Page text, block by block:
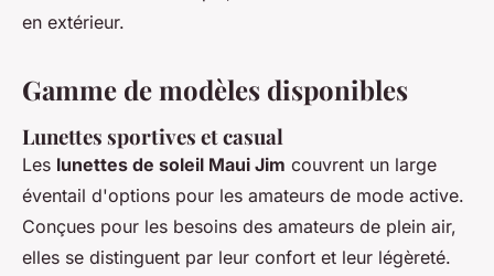
en extérieur.
Gamme de modèles disponibles
Lunettes sportives et casual
Les lunettes de soleil Maui Jim couvrent un large
éventail d'options pour les amateurs de mode active.
Conçues pour les besoins des amateurs de plein air,
elles se distinguent par leur confort et leur légèreté.